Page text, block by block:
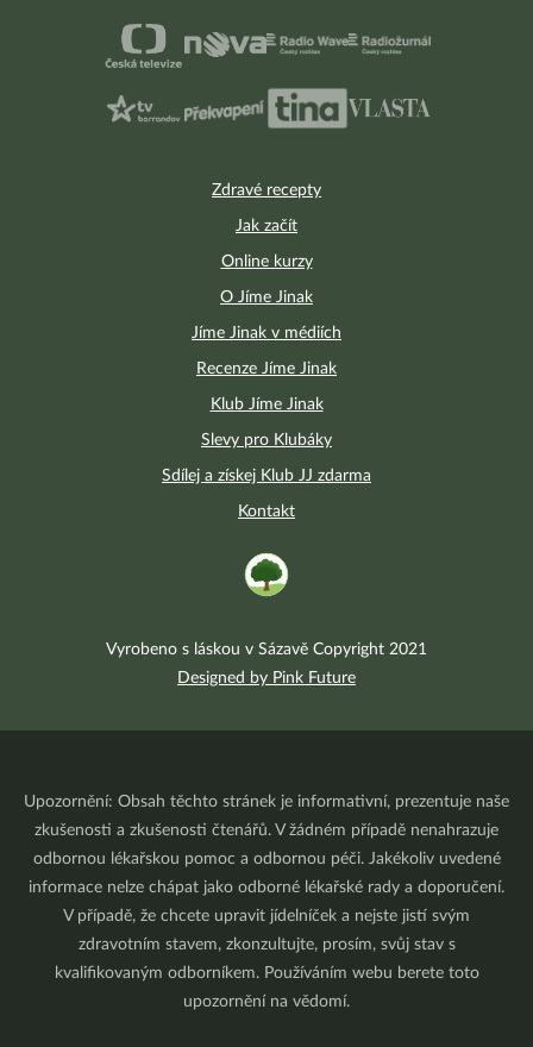
Zdravé recepty
Jak začít
Online kurzy
O Jíme Jinak
Jíme Jinak v médiích
Recenze Jíme Jinak
Klub Jíme Jinak
Slevy pro Klubáky
Sdílej a získej Klub JJ zdarma
Kontakt
Vyrobeno s láskou v Sázavě Copyright 2021
Designed by Pink Future
Upozornění: Obsah těchto stránek je informativní, prezentuje naše
zkušenosti a zkušenosti čtenářů. V žádném případě nenahrazuje
odbornou lékařskou pomoc a odbornou péči. Jakékoliv uvedené
informace nelze chápat jako odborné lékařské rady a doporučení.
V případě, že chcete upravit jídelníček a nejste jistí svým
zdravotním stavem, zkonzultujte, prosím, svůj stav s
kvalifikovaným odborníkem. Používáním webu berete toto
upozornění na vědomí.